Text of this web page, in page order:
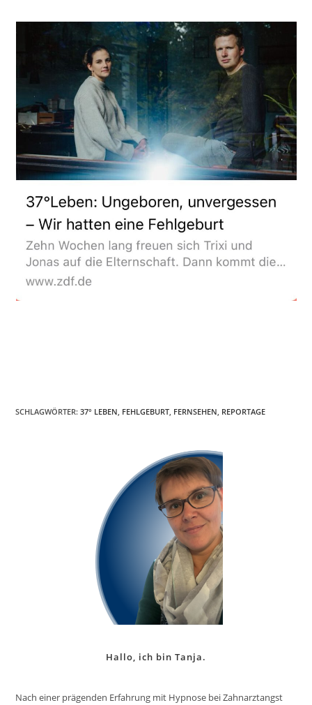
SCHLAGWÖRTER:37° LEBEN, FEHLGEBURT, FERNSEHEN, REPORTAGE
Hallo, ich bin Tanja.
Nach einer prägenden Erfahrung mit Hypnose bei Zahnarztangst